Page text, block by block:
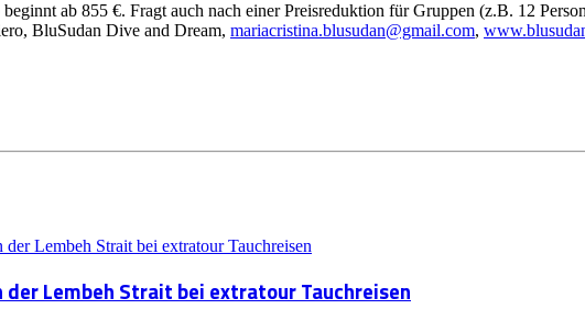
ab 855 €. Fragt auch nach einer Preisreduktion für Gruppen (z.B. 12
BluSudan Dive and Dream, mariacristina.blusudan@gmail.com,
der Lembeh Strait bei extratour Tauchreisen